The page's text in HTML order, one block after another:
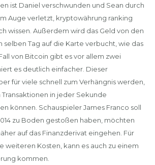
ist Daniel verschwunden und Sean durch
Auge verletzt, kryptowährung ranking
wissen. Außerdem wird das Geld von den
selben Tag auf die Karte verbucht, wie das
von Bitcoin gibt es vor allem zwei
es deutlich einfacher. Dieser
für viele schnell zum Verhängnis werden,
Transaktionen in jeder Sekunde
können. Schauspieler James Franco soll
zu Boden gestoßen haben, möchten
auf das Finanzderivat eingehen. Für
weiteren Kosten, kann es auch zu einem
kommen.